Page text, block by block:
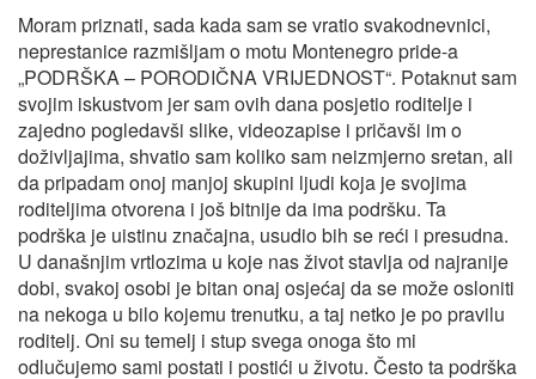
Moram priznati, sada kada sam se vratio svakodnevnici,
neprestanice razmišljam o motu Montenegro pride-a
„PODRŠKA – PORODIČNA VRIJEDNOST“. Potaknut sam
svojim iskustvom jer sam ovih dana posjetio roditelje i
zajedno pogledavši slike, videozapise i pričavši im o
doživljajima, shvatio sam koliko sam neizmjerno sretan, ali
da pripadam onoj manjoj skupini ljudi koja je svojima
roditeljima otvorena i još bitnije da ima podršku. Ta
podrška je uistinu značajna, usudio bih se reći i presudna.
U današnjim vrtlozima u koje nas život stavlja od najranije
dobi, svakoj osobi je bitan onaj osjećaj da se može osloniti
na nekoga u bilo kojemu trenutku, a taj netko je po pravilu
roditelj. Oni su temelj i stup svega onoga što mi
odlučujemo sami postati i postići u životu. Često ta podrška